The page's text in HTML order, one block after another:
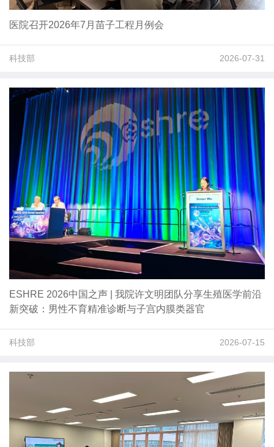
医院召开2026年7月苗子工程月例会
科技部 2026-07-31
ESHRE 2026中国之声 | 我院许文明团队分享生殖医学前沿
新突破：男性不育精准诊断与子宫内膜类器官
科技部 2026-07-15